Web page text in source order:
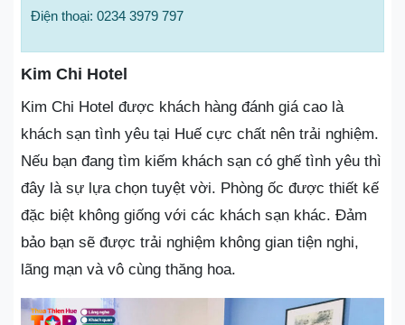
Điện thoại: 0234 3979 797
Kim Chi Hotel
Kim Chi Hotel được khách hàng đánh giá cao là
khách sạn tình yêu tại Huế cực chất nên trải nghiệm.
Nếu bạn đang tìm kiếm khách sạn có ghế tình yêu thì
đây là sự lựa chọn tuyệt vời. Phòng ốc được thiết kế
đặc biệt không giống với các khách sạn khác. Đảm
bảo bạn sẽ được trải nghiệm không gian tiện nghi,
lãng mạn và vô cùng thăng hoa.